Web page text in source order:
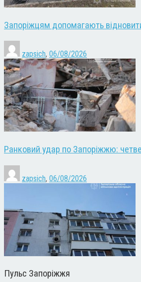
Запоріжцям допомагають
zapsich, 06/08/2026
Ранковий удар по Запоріжжю:
zapsich, 06/08/2026
Пульс Запоріжжя